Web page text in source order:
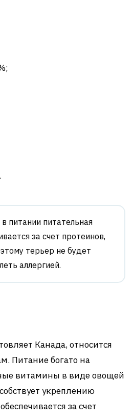
питании питательная
за счет протеинов,
терьер не будет
аллергией.
Канада, относится
Питание богато на
витамины в виде овощей
укреплению
за счет